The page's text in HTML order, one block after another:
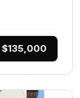
$135,000